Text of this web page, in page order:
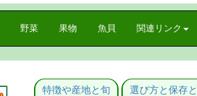
野菜(current)
果物 魚貝 関連リンク
特徴や産地と旬 選び方と保存